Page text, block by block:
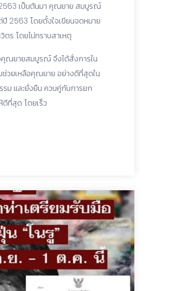
2563 เป็นต้นมา คุณยาย สมบูรณ์
ปี 2563 โดยตั้งใจเขียนจดหมาย
ร โดยไม่ทราบสาเหตุ
คุณยายสมบูรณ์ จึงได้สั่งการใน
ช่วยเหลือคุณยาย อย่างดีที่สุดใน
รม และยั่งยืน ควบคู่กับการยก
ที่สุด โดยเร็ว